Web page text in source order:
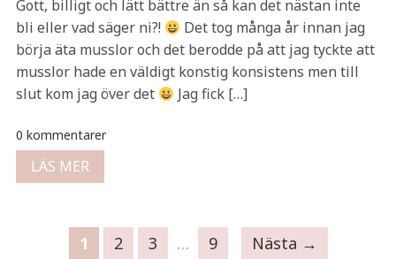
Gott, billigt och lätt bättre än så kan det nästan inte
bli eller vad säger ni?!
Det tog många år innan jag
börja äta musslor och det berodde på att jag tyckte att
musslor hade en väldigt konstig konsistens men till
slut kom jag över det
Jag fick […]
0 kommentarer
LÄS MER
1 2 3 … 9 Nästa →